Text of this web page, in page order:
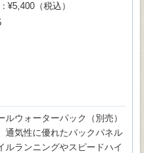
¥5,400（税込）
ウォーターパック（別売）
通気性に優れたバックパネル
ルランニングやスピードハイ